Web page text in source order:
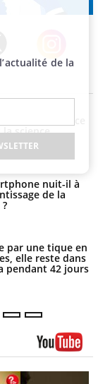
Instagram
science
nuit-il à
de la
par une tique en
elle reste dans
pendant 42 jours
de la